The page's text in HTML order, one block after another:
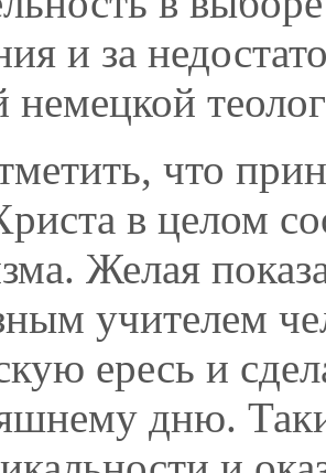
и за
немецкой
что
в целом
Желая
учителем
ересь и
дню.